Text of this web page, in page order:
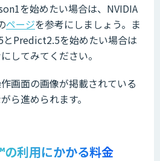
を始めたい場合は、NVIDIA
ページを参考にしましょう。ま
とPredict2.5を始めたい場合は
してみてください。
画面の画像が掲載されている
ら進められます。
利用にかかる料金